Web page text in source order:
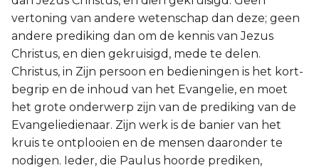
vertoning van andere wetenschap dan deze; geen
andere prediking dan om de kennis van Jezus
Christus, en dien gekruisigd, mede te delen.
Christus, in Zijn persoon en bedieningen is het kort-
begrip en de inhoud van het Evangelie, en moet
het grote onderwerp zijn van de prediking van de
Evangeliedienaar. Zijn werk is de banier van het
kruis te ontplooien en de mensen daaronder te
nodigen. Ieder, die Paulus hoorde prediken,